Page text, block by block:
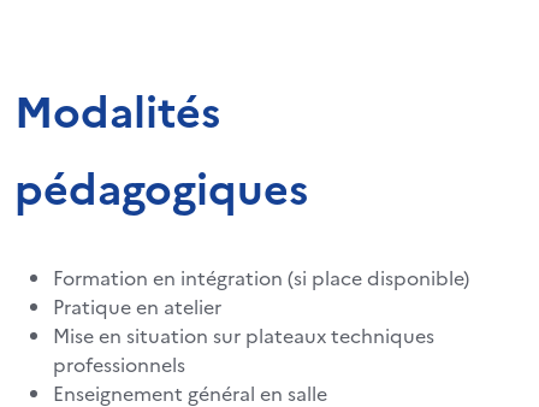
Modalités
pédagogiques
Formation en intégration (si place disponible)
Pratique en atelier
Mise en situation sur plateaux techniques
professionnels
Enseignement général en salle